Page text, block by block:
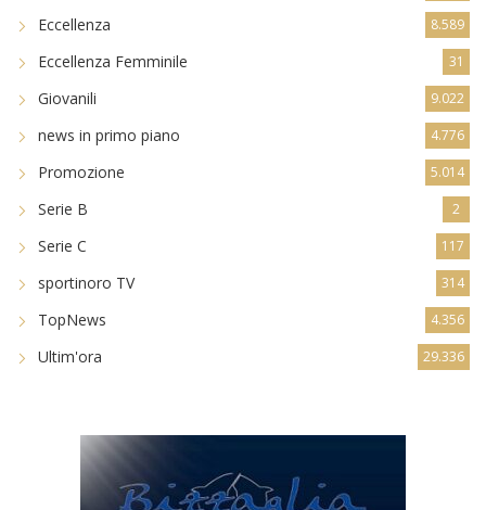
Eccellenza 8.589
Eccellenza Femminile 31
Giovanili 9.022
news in primo piano 4.776
Promozione 5.014
Serie B 2
Serie C 117
sportinoro TV 314
TopNews 4.356
Ultim'ora 29.336